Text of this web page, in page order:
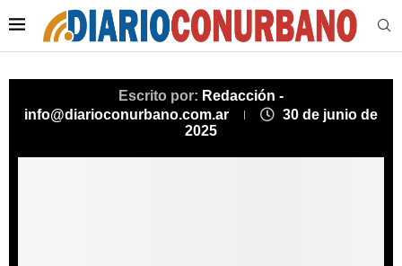
Escrito por: Redacción -
info@diarioconurbano.com.ar
30 de junio de
2025